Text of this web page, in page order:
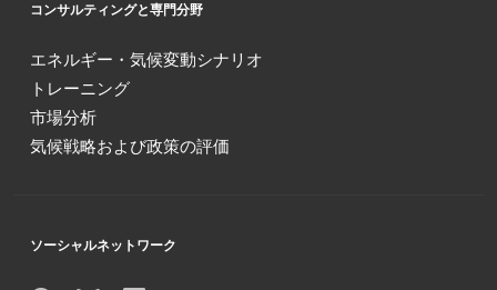
コンサルティングと専門分野
エネルギー・気候変動シナリオ
トレーニング
市場分析
気候戦略および政策の評価
ソーシャルネットワーク